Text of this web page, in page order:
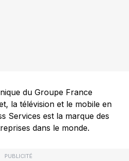
du Groupe France
la télévision et le mobile en
Services est la marque des
dans le monde.
PUBLICITÉ